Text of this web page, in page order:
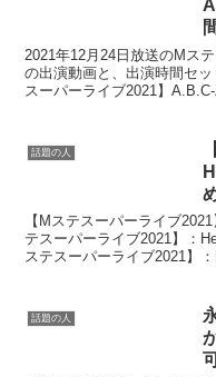
2021年12月24日放送のMス
の出演動画と、出演時間セ
スーパーライブ2021】
話題の人
【Mステスーパーライブ
テスーパーライブ2021】：
ステスーパーライブ2021】
話題の人